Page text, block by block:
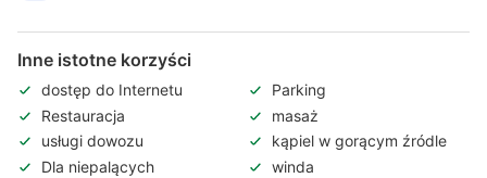
Inne istotne korzyści
dostęp do Internetu
Parking
Restauracja
masaż
usługi dowozu
kąpiel w gorącym źródle
Dla niepalących
winda